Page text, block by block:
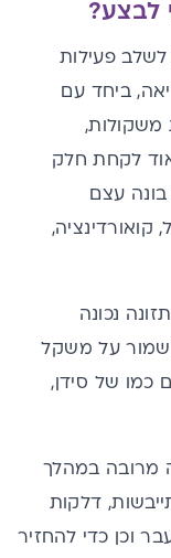
לבצע?
לשלב פעילות
ביחד עם
משקולות,
לקחת חלק
בונה עצם
קואורדינציה,
נכונה
על משקל
כמו של סידן,
מרובה במהלך
דלקות
וכן כדי להחזיר